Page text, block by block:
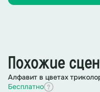
Похожие
Алфавит в цветах
Бесплатно